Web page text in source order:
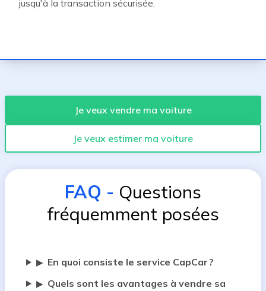
jusqu'à la transaction sécurisée.
Je veux vendre ma voiture
Je veux estimer ma voiture
FAQ - Questions
fréquemment posées
▶ En quoi consiste le service CapCar ?
▶ Quels sont les avantages à vendre sa